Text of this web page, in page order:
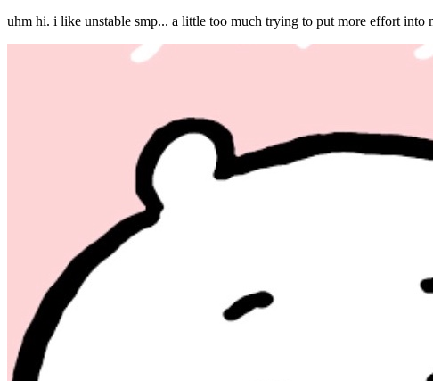
uhm hi. i like unstable smp... a little too much trying to put more effort